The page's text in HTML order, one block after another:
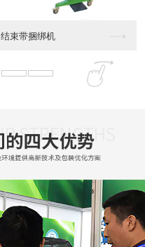
半自动PE捆绑机代理